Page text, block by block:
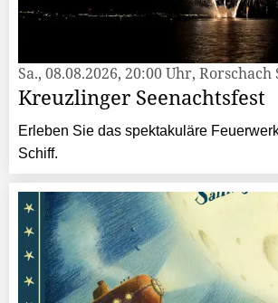
Sa., 08.08.2026, 20:00 Uhr, Rorschach
Kreuzlinger Seenachtsfest
Erleben Sie das spektakuläre
Schiff.